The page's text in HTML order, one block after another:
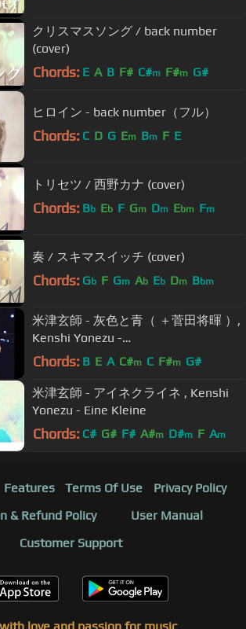
クリスマスソング / back number
(cover)
Chords: E A B F# C#m F#m G#
ヒロイン - back number（フル）
Chords: C D G Em Bm F E
トリセツ / 西野カナ (cover)
Chords: Bb Eb F Gm Dm Ebm Fm
奏 / スキマスイッチ (cover)
Chords: Gb F Gm Ab Eb Dm Bbm
米津玄師 - 灰色と青（ ＋菅田将暉 ）,
Kenshi Yonezu -
Haiirotoao（+Masaki Suda)
Chords: B E A C#m C F#m G#
米津玄師 - アイネクライネ , Kenshi
Yonezu - Eine Kleine
Chords: C# G# F# A#m D#m F Am
Features Terms Of Use
Privacy Policy
& Refund Policy
User Manual
Customer Support